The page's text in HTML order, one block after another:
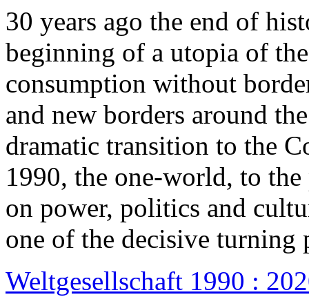
30 years ago the end of
beginning of a utopia of
consumption without
and new borders around
dramatic transition to the
1990, the one-world, to the
on power, politics and
one of the decisive turning
Weltgesellschaft 1990 :